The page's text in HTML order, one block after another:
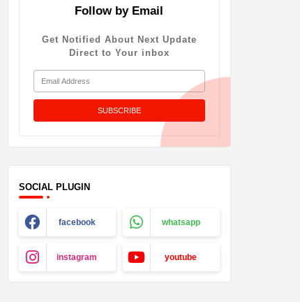
Follow by Email
Get Notified About Next Update
Direct to Your inbox
SOCIAL PLUGIN
facebook whatsapp
instagram youtube